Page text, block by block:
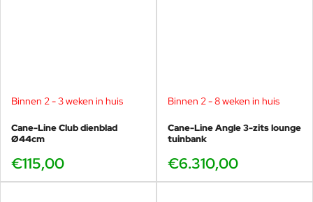
Binnen 2 - 3 weken in huis
Cane-Line Club dienblad
Ø44cm
€115,00
Binnen 2 - 8 weken in huis
Cane-Line Angle 3-zits lounge
tuinbank
€6.310,00